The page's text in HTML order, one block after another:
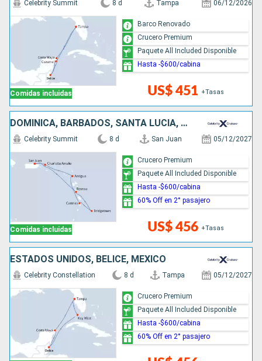
Comidas incluidas
Celebrity Summit 8 d Tampa 06/12/2026
US$ 451 +Tasas
Barco Renovado
Crucero Premium
Paquete All Included Disponible
Hasta -$600/cabina
DOMINICA, BARBADOS, SANTA LUCIA, ANTIGUA Y BARBUDA, ESTADOS UNIDOS, PUERTO RICO
Comidas incluidas
Celebrity Summit 8 d San Juan 05/12/2027
US$ 456 +Tasas
Crucero Premium
Paquete All Included Disponible
Hasta -$600/cabina
60% Off en 2° pasajero
ESTADOS UNIDOS, BELICE, MÉXICO
Celebrity Constellation 8 d Tampa 05/12/2027
Crucero Premium
Paquete All Included Disponible
Hasta -$600/cabina
60% Off en 2° pasajero